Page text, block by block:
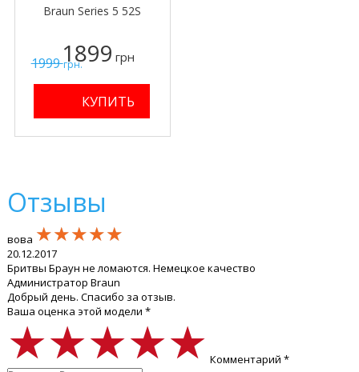
1999грн.
Braun Series 5 52S
1899 грн
Отзывы
вова ★★★★★
★★★★★
★★★★★
20.12.2017
Бритвы Браун не ломаются. Немецкое качество
Администратор Braun
Добрый день. Спасибо за отзыв.
Ваша оценка этой модели *
★★★★★
★★★★★
★★★★★ Комментарий *